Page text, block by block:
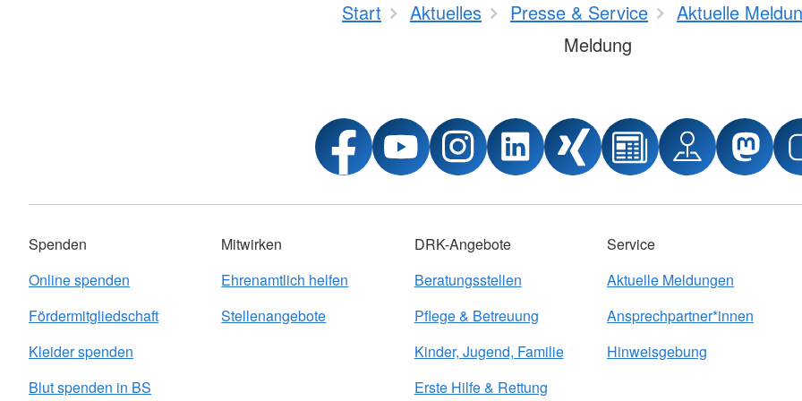
Start Aktuelles Presse & Service
Aktuelle
Meldung
Spenden
Online spenden
Fördermitgliedschaft
Kleider spenden
Blut spenden in BS
Mitwirken
Ehrenamtlich helfen
Stellenangebote
DRK-Angebote
Beratungsstellen
Pflege & Betreuung
Kinder, Jugend, Familie
Erste Hilfe & Rettung
Service
Aktuelle Meldungen
Ansprechpartner*innen
Hinweisgebung